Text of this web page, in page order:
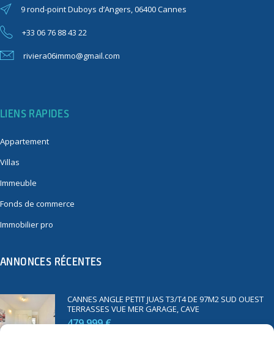
9 rond-point Duboys d’Angers, 06400 Cannes
+33 06 76 88 43 22
riviera06immo@gmail.com
LIENS RAPIDES
Appartement
Villas
Immeuble
Fonds de commerce
Immobilier pro
ANNONCES RÉCENTES
CANNES ANGLE PETIT JUAS T3/T4 DE 97M2 SUD OUEST
TERRASSES VUE MER GARAGE, CAVE
479 999 €